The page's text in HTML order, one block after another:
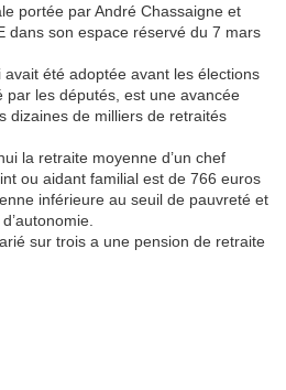
portée par André Chassaigne et
dans son espace réservé du 7 mars
été adoptée avant les élections
par les députés, est une avancée
dizaines de milliers de retraités
la retraite moyenne d’un chef
ou aidant familial est de 766 euros
inférieure au seuil de pauvreté et
sur trois a une pension de retraite